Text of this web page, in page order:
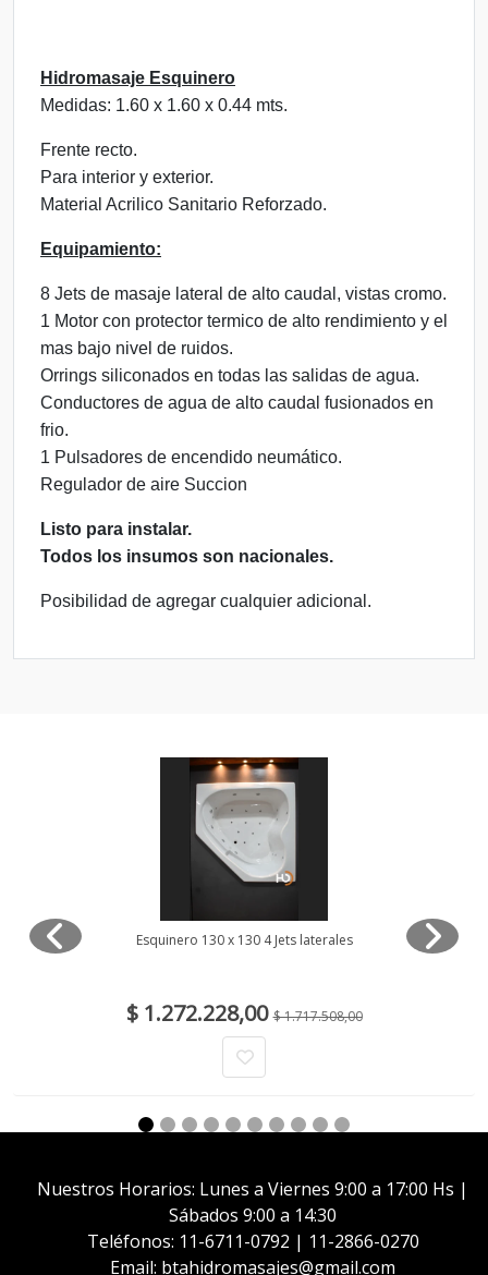
Hidromasaje Esquinero
Medidas: 1.60 x 1.60 x 0.44 mts.
Frente recto.
Para interior y exterior.
Material Acrilico Sanitario Reforzado.
Equipamiento:
8 Jets de masaje lateral de alto caudal, vistas cromo.
1 Motor con protector termico de alto rendimiento y el
mas bajo nivel de ruidos.
Orrings siliconados en todas las salidas de agua.
Conductores de agua de alto caudal fusionados en
frio.
1 Pulsadores de encendido neumático.
Regulador de aire Succion
Listo para instalar.
Todos los insumos son nacionales.
Posibilidad de agregar cualquier adicional.
Esquinero 130 x 130 4 Jets laterales
$ 1.272.228,00$ 1.717.508,00
Nuestros Horarios: Lunes a Viernes 9:00 a 17:00 Hs |
Sábados 9:00 a 14:30
Teléfonos: 11-6711-0792 | 11-2866-0270
Email: btahidromasajes@gmail.com